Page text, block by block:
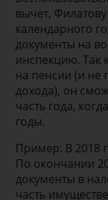
вычет,
календарного
документы на
инспекцию. Так
на пенсии (и не
дохода), он
часть года,
годы.
Пример: В 2018
По окончании
документы в
часть